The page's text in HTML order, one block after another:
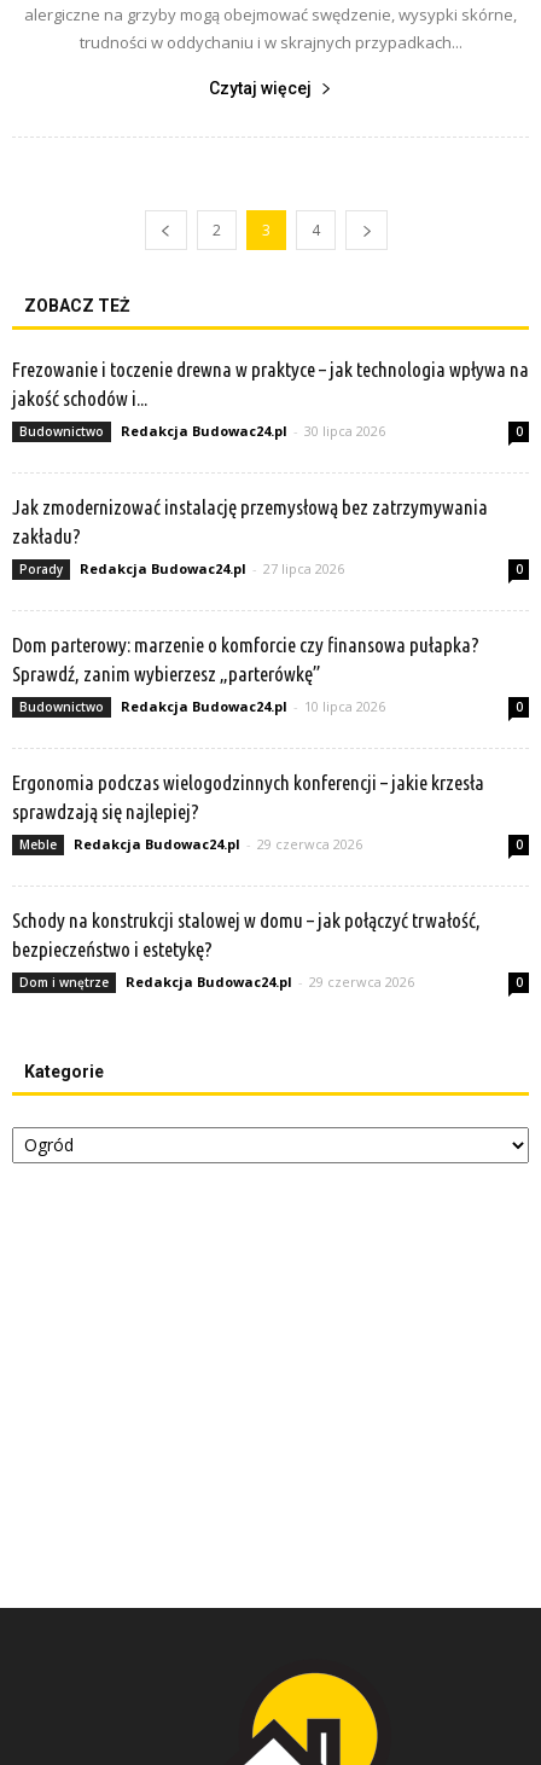
alergiczne na grzyby mogą obejmować swędzenie, wysypki skórne,
trudności w oddychaniu i w skrajnych przypadkach...
Czytaj więcej
2 3 4
ZOBACZ TEŻ
Frezowanie i toczenie drewna w praktyce – jak technologia wpływa na
jakość schodów i...
Budownictwo Redakcja Budowac24.pl - 30 lipca 2026 0
Jak zmodernizować instalację przemysłową bez zatrzymywania
zakładu?
Porady Redakcja Budowac24.pl - 27 lipca 2026 0
Dom parterowy: marzenie o komforcie czy finansowa pułapka?
Sprawdź, zanim wybierzesz „parterówkę”
Budownictwo Redakcja Budowac24.pl - 10 lipca 2026 0
Ergonomia podczas wielogodzinnych konferencji – jakie krzesła
sprawdzają się najlepiej?
Meble Redakcja Budowac24.pl - 29 czerwca 2026 0
Schody na konstrukcji stalowej w domu – jak połączyć trwałość,
bezpieczeństwo i estetykę?
Dom i wnętrze Redakcja Budowac24.pl - 29 czerwca 2026 0
Kategorie
Kategorie